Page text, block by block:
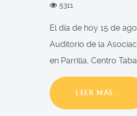
5311
El día de hoy 15 de
Auditorio de la
en Parrilla, Centro
LEER MÁS...